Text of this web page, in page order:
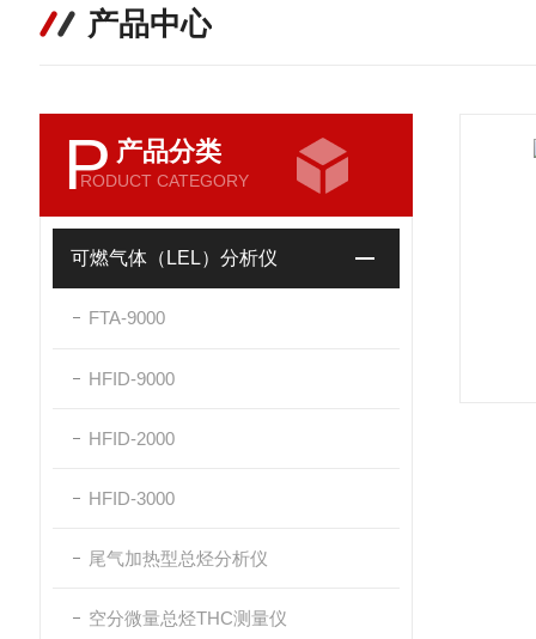
产品中心
P 产品分类
RODUCT CATEGORY
可燃气体（LEL）分析仪
FTA-9000
HFID-9000
HFID-2000
HFID-3000
尾气加热型总烃分析仪
空分微量总烃THC测量仪